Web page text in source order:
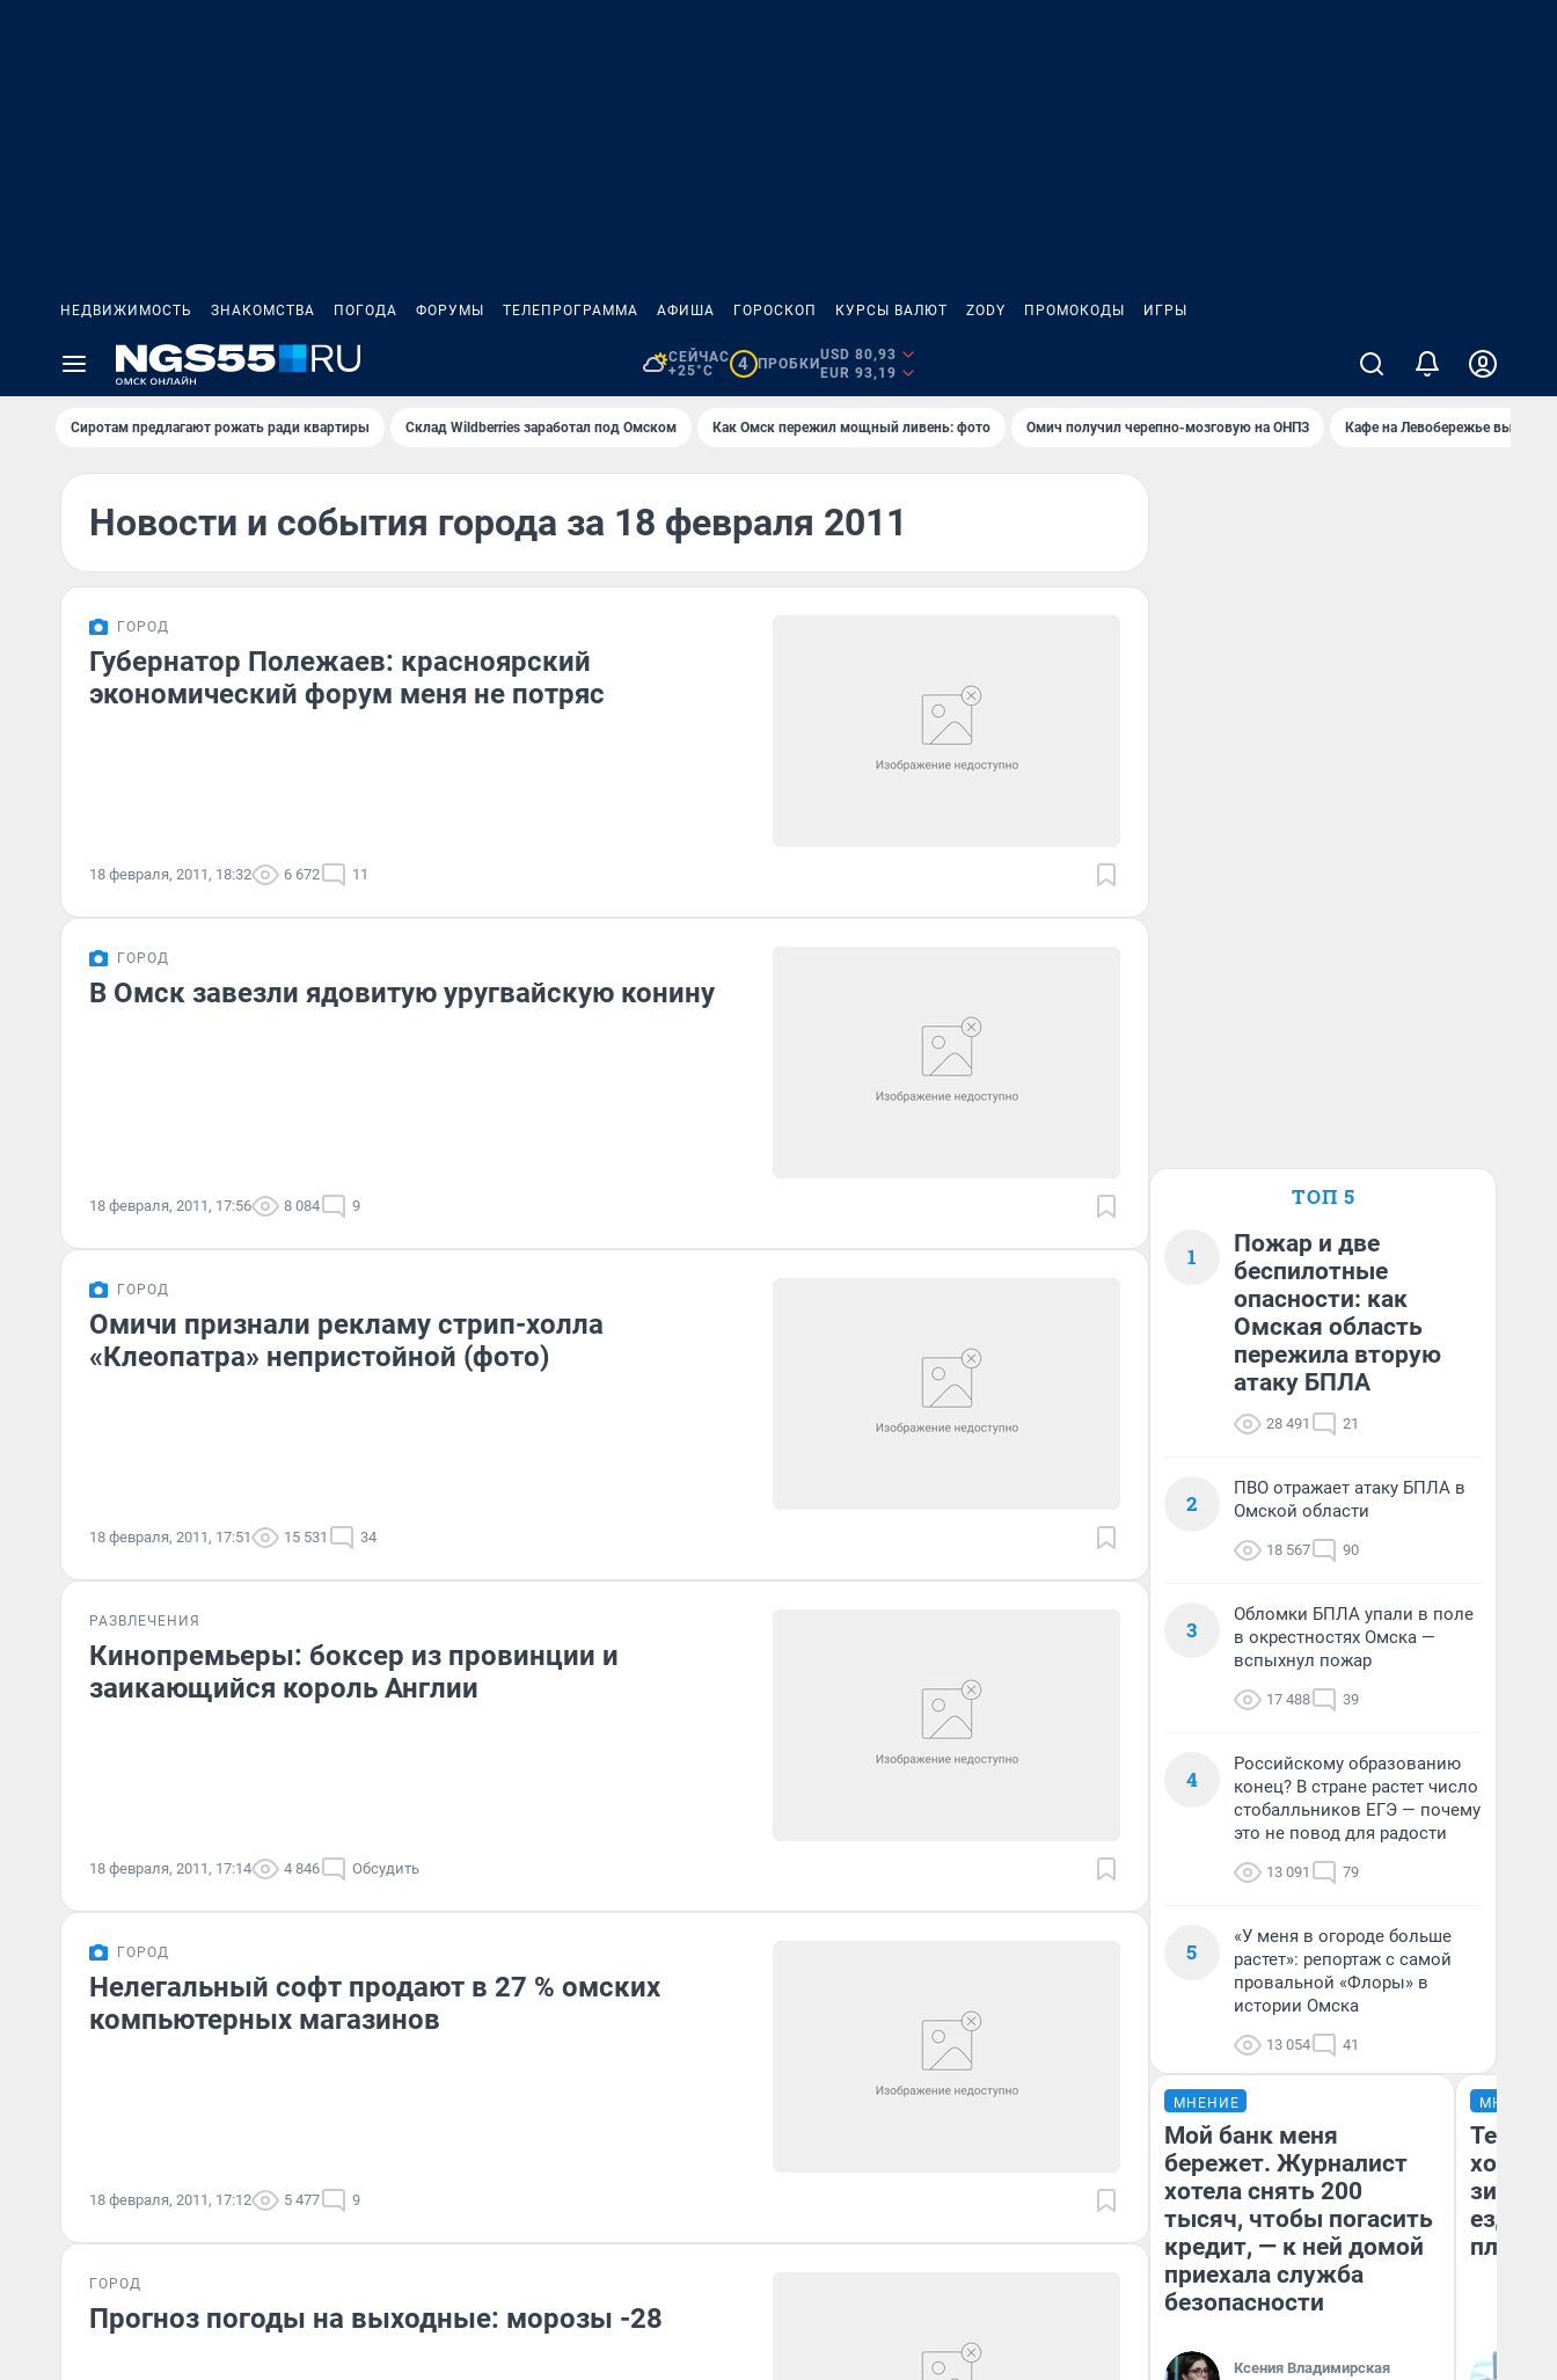
НЕДВИЖИМОСТЬ ЗНАКОМСТВА ПОГОДА ФОРУМЫ ТЕЛЕПРОГРАММА АФИША ГОРОСКОП КУРСЫ ВАЛЮТ ZODY ПРОМОКОДЫ ИГРЫ
СЕЙЧАС
+25°C
4 ПРОБКИ
USD 80,93
EUR 93,19
Сиротам предлагают рожать ради квартиры Склад Wildberries заработал под Омском Как Омск пережил мощный ливень: фото Омич получил черепно-мозговую на ОНПЗ Кафе на Левобережье
Новости и события города за 18 февраля 2011
ГОРОД
Губернатор Полежаев: красноярский
экономический форум меня не потряс
18 февраля, 2011, 18:32 6 672 11
ГОРОД
В Омск завезли ядовитую уругвайскую конину
18 февраля, 2011, 17:56 8 084 9
ГОРОД
Омичи признали рекламу стрип-холла
«Клеопатра» непристойной (фото)
18 февраля, 2011, 17:51 15 531 34
РАЗВЛЕЧЕНИЯ
Кинопремьеры: боксер из провинции и
заикающийся король Англии
18 февраля, 2011, 17:14 4 846 Обсудить
ГОРОД
Нелегальный софт продают в 27 % омских
компьютерных магазинов
18 февраля, 2011, 17:12 5 477 9
ГОРОД
Прогноз погоды на выходные: морозы -28
ТОП 5
1
Пожар и две
беспилотные
опасности: как
Омская область
пережила вторую
атаку БПЛА
28 491 21
2
ПВО отражает атаку БПЛА в
Омской области
18 567 90
3
Обломки БПЛА упали в поле
в окрестностях Омска —
вспыхнул пожар
17 488 39
4
Российскому образованию
конец? В стране растет число
стобалльников ЕГЭ — почему
это не повод для радости
13 091 79
5
«У меня в огороде больше
растет»: репортаж с самой
провальной «Флоры» в
истории Омска
13 054 41
МНЕНИЕ
Мой банк меня
бережет. Журналист
хотела снять 200
тысяч, чтобы погасить
кредит, — к ней домой
приехала служба
безопасности
Ксения Владимирская
МНЕНИЕ
Тепло
зимой.
ездит
плюсы